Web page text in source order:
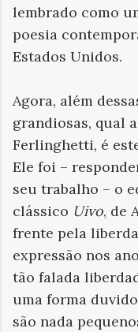
lembrado como
poesia
Estados Unidos.
Agora, além
grandiosas, qual
Ferlinghetti, é
Ele foi –
seu trabalho – o
clássico Uivo, de
frente pela
expressão nos
tão falada
uma forma
são nada